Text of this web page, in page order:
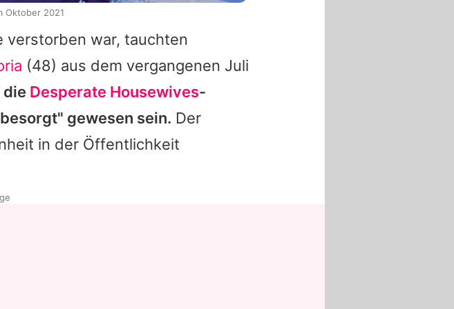
verstorben war, tauchten
(48) aus dem vergangenen Juli
Desperate Housewives-
gewesen sein. Der
in der Öffentlichkeit
Oktober 2021